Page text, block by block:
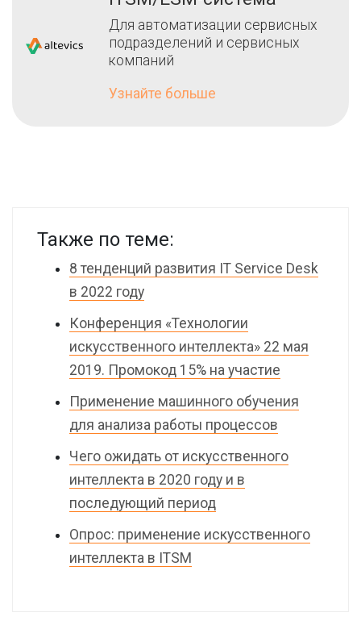
Для автоматизации сервисных
подразделений и сервисных
компаний
Узнайте больше
Также по теме:
8 тенденций развития IT Service Desk
в 2022 году
Конференция «Технологии
искусственного интеллекта» 22 мая
2019. Промокод 15% на участие
Применение машинного обучения
для анализа работы процессов
Чего ожидать от искусственного
интеллекта в 2020 году и в
последующий период
Опрос: применение искусственного
интеллекта в ITSM